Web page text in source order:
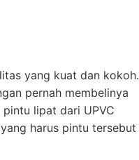
yang kuat dan kokoh.
pernah membelinya
lipat dari UPVC
harus pintu tersebut